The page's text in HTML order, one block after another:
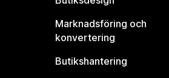
Marknadsföring och
konvertering
Butikshantering